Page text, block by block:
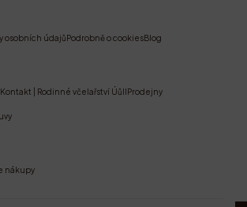
osobních údajůPodrobně o cookiesBlog
Kontakt | Rodinné včelařství ÚůllProdejny
nákupy